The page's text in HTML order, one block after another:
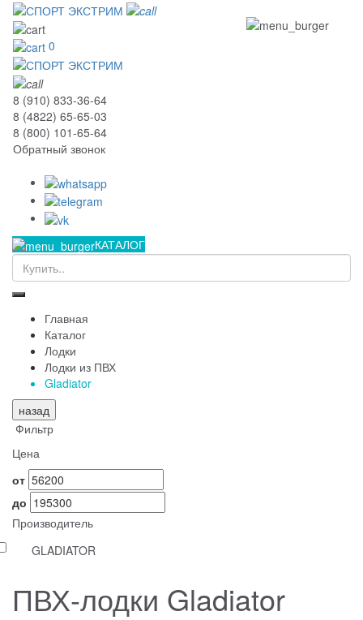
0
8 (910) 833-36-64
8 (4822) 65-65-03
8 (800) 101-65-64
Обратный звонок
КАТАЛОГ
Главная
Каталог
Лодки
Лодки из ПВХ
Gladiator
назад
Фильтр
Цена
от
до
Производитель
GLADIATOR
ПВХ-лодки Gladiator